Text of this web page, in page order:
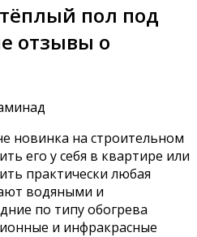
пол под
отзывы о
новинка на строительном
его у себя в квартире или
практически любая
водяными и
по типу обогрева
и инфракрасные